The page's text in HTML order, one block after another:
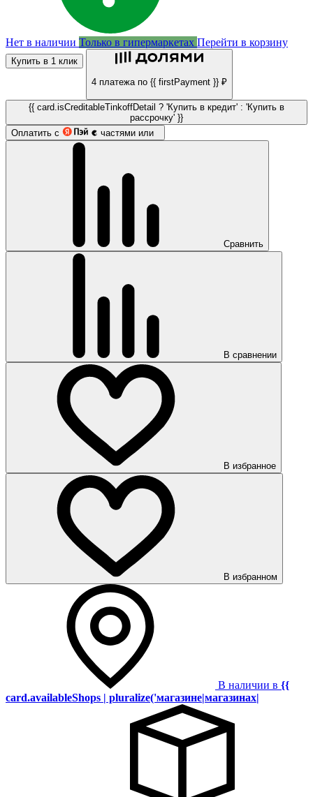
Нет в наличии Только в гипермаркетах Перейти в корзину
Купить в 1 клик
4 платежа по {{ firstPayment }} ₽
{{ card.isCreditableTinkoffDetail ? 'Купить в кредит' : 'Купить в
рассрочку' }}
Оплатить с
частями или
Сравнить
В сравнении
В избранное
В избранном
В наличии в {{
card.availableShops | pluralize('магазине|магазинах|